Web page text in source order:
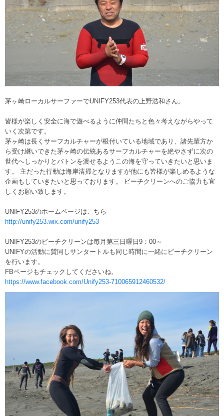
茅ヶ崎ローカルサーファーでUNIFY253代表の上野浩和さん。
皆様が楽しく安全に海で遊べるように仲間たちと色々考えながらやって
いく次第です。
茅ヶ崎は長くサーフカルチャーが根付いている地域であり、諸先輩方か
ら受け継いできた茅ヶ崎の伝統あるサーフカルチャーを絶やさずに次の
世代へしっかりとバトンを渡せるようこの海を守っていきたいと思いま
す。 主だった行動は海岸清掃となりますが他にも皆様が楽しめるような
企画もしていきたいと思っております。 ビーチクリーンへのご協力も宜
しくお願い致します。
UNIFY253のホームページはこちら
http://unify253.wix.com/unify253
UNIFY253のビーチクリーンは毎月第三日曜日9：00～
UNIFYの活動に賛同しサンタートルも同じ時間に一緒にビーチクリーン
を行います。
FBページもチェックしてくださいね。
https://www.facebook.com/Unify253-710065912460532/